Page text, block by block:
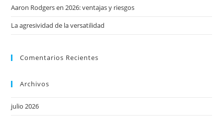
Aaron Rodgers en 2026: ventajas y riesgos
La agresividad de la versatilidad
Comentarios Recientes
Archivos
julio 2026